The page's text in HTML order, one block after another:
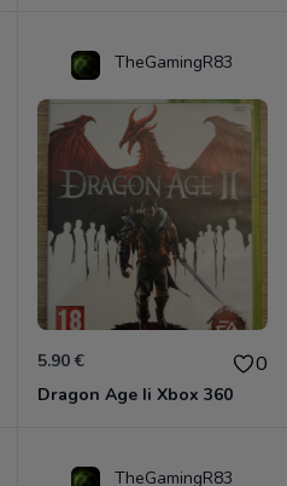
TheGamingR83
5.90 € 0
Dragon Age Ii Xbox 360
TheGamingR83